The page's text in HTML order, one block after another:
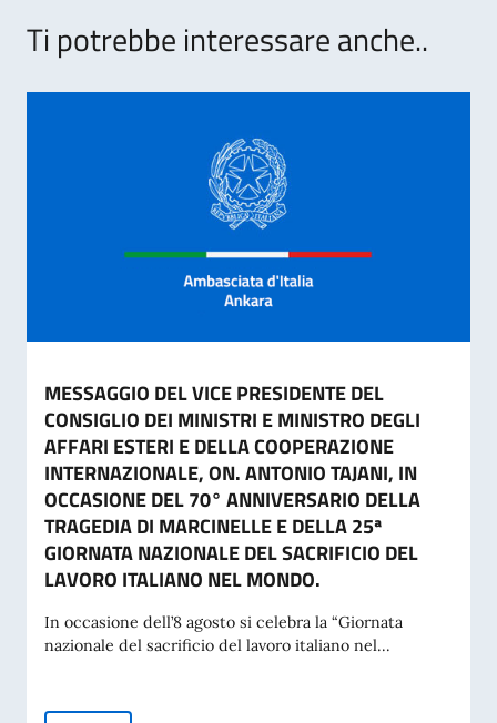
Ti potrebbe interessare anche..
MESSAGGIO DEL VICE PRESIDENTE DEL
CONSIGLIO DEI MINISTRI E MINISTRO DEGLI
AFFARI ESTERI E DELLA COOPERAZIONE
INTERNAZIONALE, ON. ANTONIO TAJANI, IN
OCCASIONE DEL 70° ANNIVERSARIO DELLA
TRAGEDIA DI MARCINELLE E DELLA 25ª
GIORNATA NAZIONALE DEL SACRIFICIO DEL
LAVORO ITALIANO NEL MONDO.
In occasione dell’8 agosto si celebra la “Giornata
nazionale del sacrificio del lavoro italiano nel...